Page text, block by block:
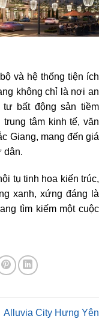
và hệ thống tiện ích
không chỉ là nơi an
bất động sản tiềm
tâm kinh tế, văn
Giang, mang đến giá
dân.
tụ tinh hoa kiến trúc,
xanh, xứng đáng là
tìm kiếm một cuộc
Alluvia City Hưng Yên